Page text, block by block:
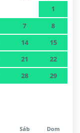
1
7
8
14
15
21
22
28
29
Sáb Dom